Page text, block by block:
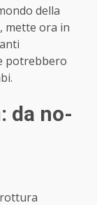
della
mette ora in
potrebbero
da no-